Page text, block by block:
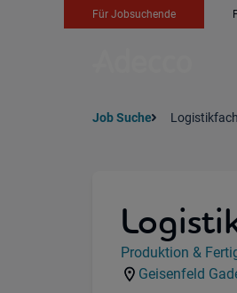
Für Jobsuchende
Job Suche
Jobdetails
Kategorie:
Produktion &
Standorte:
Geisenfeld